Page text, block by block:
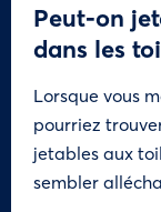
Peut-on
dans les
Lorsque vous
pourriez
jetables aux
sembler